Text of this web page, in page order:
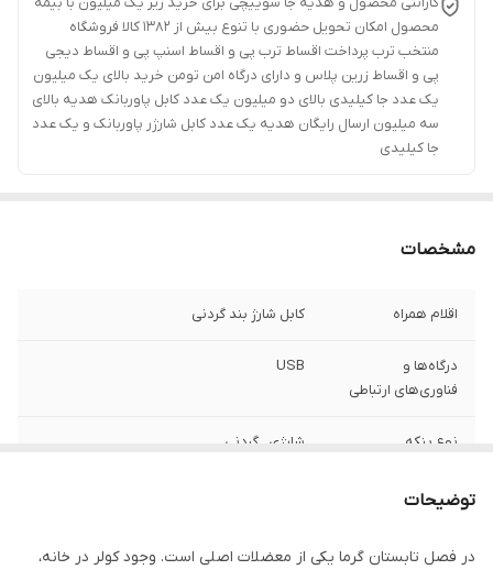
محصول امکان تحویل حضوری با تنوع بیش از 1382 کالا فروشگاه
منتخب ترب پرداخت اقساط ترب پی و اقساط اسنپ پی و اقساط دیجی
پی و اقساط زرین پلاس و دارای درگاه امن تومن خرید بالای یک میلیون
یک عدد جا کیلیدی بالای دو میلیون یک عدد کابل پاوربانک هدیه بالای
سه میلیون ارسال رایگان هدیه یک عدد کابل شارژر پاوربانک و یک عدد
جا کیلیدی
مشخصات
اقلام همراه کابل شارژ بند گردنی
درگاه‌ها و
فناوری‌های ارتباطی
USB
نوع پنکه شارژی , گردنی
مورد استفاده
توضیحات
در فصل تابستان گرما یکی از معضلات اصلی است. وجود کولر در خانه،